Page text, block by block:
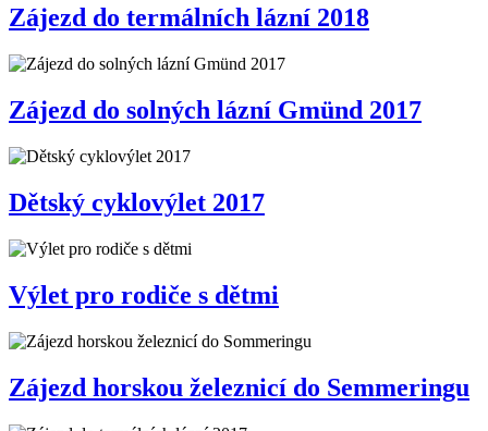
Zájezd do termálních lázní 2018
Zájezd do solných lázní Gmünd 2017
Dětský cyklovýlet 2017
Výlet pro rodiče s dětmi
Zájezd horskou železnicí do Semmeringu